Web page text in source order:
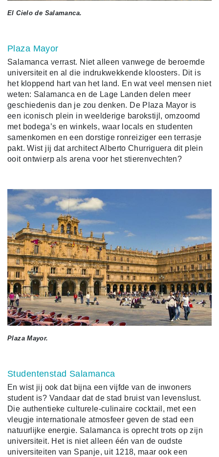
El Cielo de Salamanca.
Plaza Mayor
Salamanca verrast. Niet alleen vanwege de beroemde
universiteit en al die indrukwekkende kloosters. Dit is
het kloppend hart van het land. En wat veel mensen niet
weten: Salamanca en de Lage Landen delen meer
geschiedenis dan je zou denken. De Plaza Mayor is
een iconisch plein in weelderige barokstijl, omzoomd
met bodega’s en winkels, waar locals en studenten
samenkomen en een dorstige ronreiziger een terrasje
pakt. Wist jij dat architect Alberto Churriguera dit plein
ooit ontwierp als arena voor het stierenvechten?
Plaza Mayor.
Studentenstad Salamanca
En wist jij ook dat bijna een vijfde van de inwoners
student is? Vandaar dat de stad bruist van levenslust.
Die authentieke culturele-culinaire cocktail, met een
vleugje internationale atmosfeer geven de stad een
natuurlijke energie. Salamanca is oprecht trots op zijn
universiteit. Het is niet alleen één van de oudste
universiteiten van Spanje, uit 1218, maar ook een